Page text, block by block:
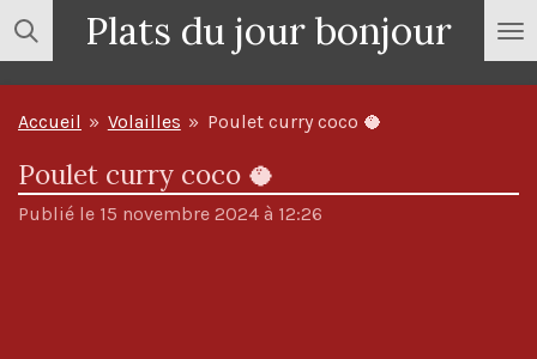
Passer
au
contenu
principal
Plats du jour bonjour
Accueil » Volailles » Poulet curry coco 🥥
Poulet curry coco 🥥
Publié le 15 novembre 2024 à 12:26